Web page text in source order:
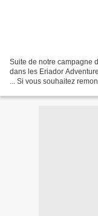
Suite de notre campagne
dans les Eriador
... Si vous souhaitez